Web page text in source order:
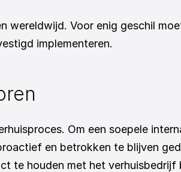
wereldwijd. Voor enig geschil
implementeren.
Om een soepele
en betrokken te blijven
te houden met het